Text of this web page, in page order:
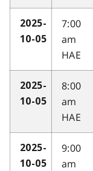
2025-
10-05
7:00
am
HAE
2025-
10-05
8:00
am
HAE
2025-
10-05
9:00
am